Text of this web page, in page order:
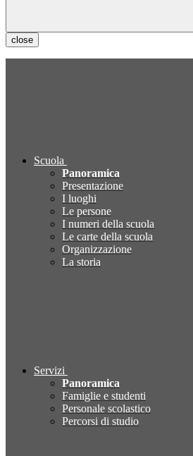
close
Scuola
Panoramica
Presentazione
I luoghi
Le persone
I numeri della scuola
Le carte della scuola
Organizzazione
La storia
Servizi
Panoramica
Famiglie e studenti
Personale scolastico
Percorsi di studio